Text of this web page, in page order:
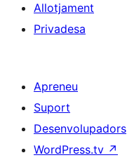
Allotjament
Privadesa
Apreneu
Suport
Desenvolupadors
WordPress.tv ↗